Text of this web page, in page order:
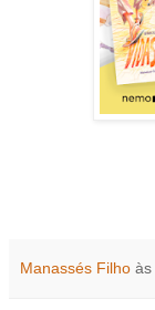
Manassés Filho às